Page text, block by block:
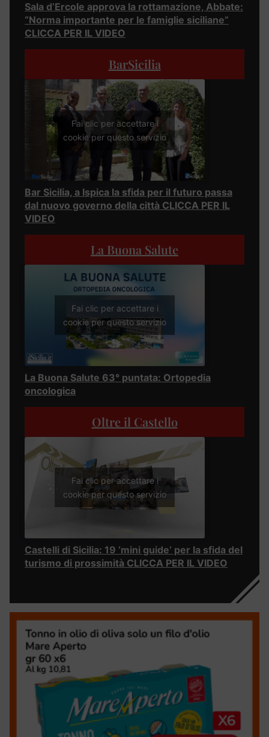
Sala d’Ercole approva la rottamazione, Abbate:
“Norma importante per le famiglie siciliane”
CLICCA PER IL VIDEO
BarSicilia
Fai clic per accettare i
cookie per questo servizio
Bar Sicilia, a Ispica la sfida per il futuro passa
dal nuovo governo della città CLICCA PER IL
VIDEO
La Buona Salute
Fai clic per accettare i
cookie per questo servizio
La Buona Salute 63° puntata: Ortopedia
oncologica
Oltre il Castello
Fai clic per accettare i
cookie per questo servizio
Castelli di Sicilia: 19 ‘mini guide’ per la sfida del
turismo di prossimità CLICCA PER IL VIDEO